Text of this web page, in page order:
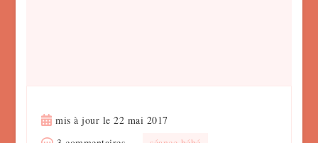
mis à jour le22 mai 2017